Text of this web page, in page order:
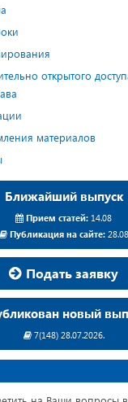
открытого
материалов
Ближайший выпуск
Прием статей: 14.08
Публикация на сайте:28.08
Подать заявку
новый
7(148) 28.07.2026.